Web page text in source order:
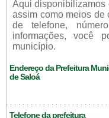
Aqui disponibilizamos
assim como meios de
de telefone,
informações, você
município.
Endereço da Prefeitura
de Saloá
Telefone da prefeitura